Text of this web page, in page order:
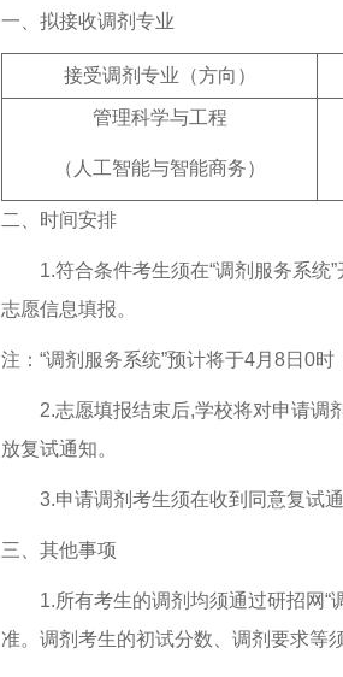
一、拟接收调剂专业
接受调剂专业（方向）
管理科学与工程
（人工智能与智能商务）
二、时间安排
1.符合条件考生须在“调剂服务系统
志愿信息填报。
注：“调剂服务系统”预计将于4月8日0
2.志愿填报结束后,学校将对申请调
放复试通知。
3.申请调剂考生须在收到同意复试
三、其他事项
1.所有考生的调剂均须通过研招网
准。调剂考生的初试分数、调剂要求等